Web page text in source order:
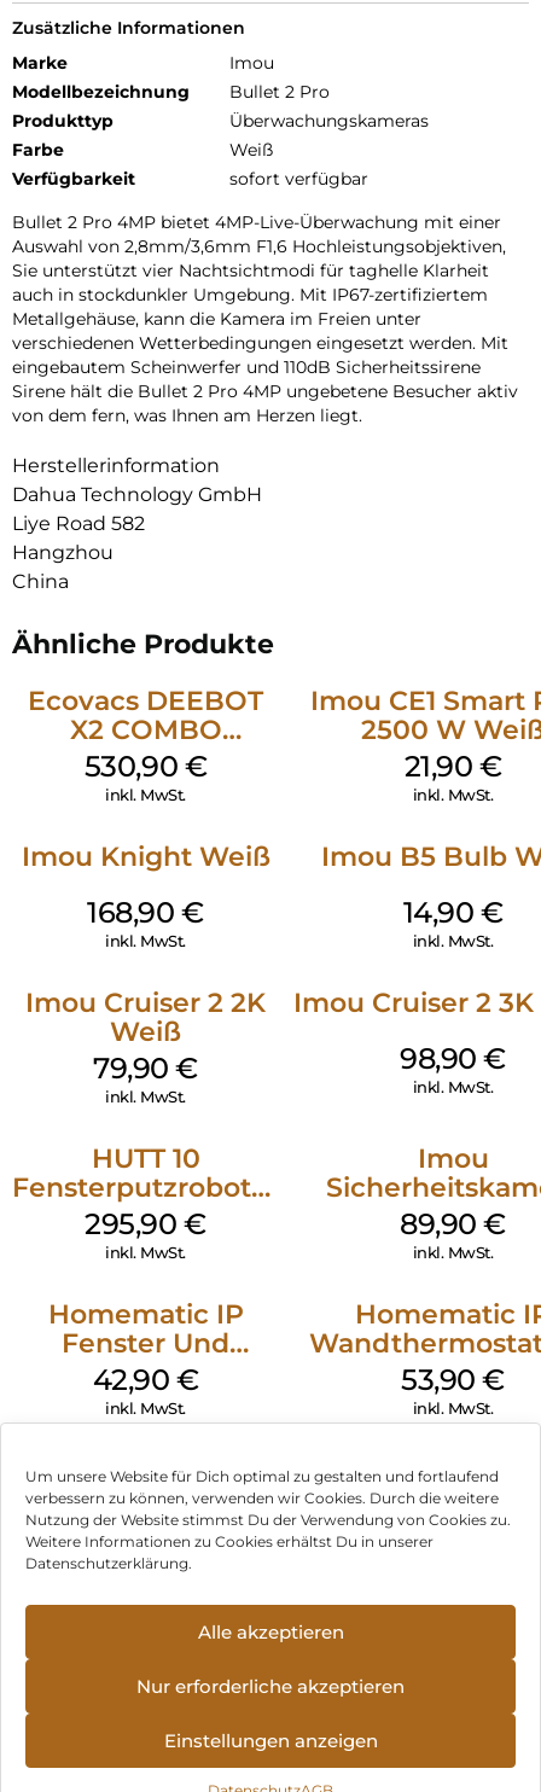
Um unsere Website für Dich optimal zu gestalten und fortlaufend
verbessern zu können, verwenden wir Cookies. Durch die weitere
Nutzung der Website stimmst Du der Verwendung von Cookies zu.
Weitere Informationen zu Cookies erhältst Du in unserer
Datenschutzerklärung.
Alle akzeptieren
Nur erforderliche akzeptieren
Einstellungen anzeigen
Zusätzliche Informationen
Marke
Imou
Modellbezeichnung
Bullet 2 Pro
Produkttyp
Überwachungskameras
Farbe
Weiß
Verfügbarkeit
sofort verfügbar
Bullet 2 Pro 4MP bietet 4MP-Live-Überwachung mit einer
Auswahl von 2,8mm/3,6mm F1,6 Hochleistungsobjektiven,
Sie unterstützt vier Nachtsichtmodi für taghelle Klarheit
auch in stockdunkler Umgebung. Mit IP67-zertifiziertem
Metallgehäuse, kann die Kamera im Freien unter
verschiedenen Wetterbedingungen eingesetzt werden. Mit
eingebautem Scheinwerfer und 110dB Sicherheitssirene
Sirene hält die Bullet 2 Pro 4MP ungebetene Besucher aktiv
von dem fern, was Ihnen am Herzen liegt.
Herstellerinformation
Dahua Technology GmbH
Liye Road 582
Hangzhou
China
Ähnliche Produkte
Ecovacs DEEBOT
X2 COMBO
Schwarz
530,90 €
inkl. MwSt.
Imou CE1 Smart
2500 W
21,90 €
inkl. MwSt.
Imou Knight Weiß
168,90€
inkl. MwSt.
Imou B5 Bulb
14,90 €
inkl. MwSt.
Imou Cruiser 2 2K
Weiß
79,90€
inkl. MwSt.
Imou Cruiser 2
98,90€
inkl. MwSt.
HUTT 10
Fensterputzroboter
Weiß
295,90€
inkl. MwSt.
Imou
Draußen IPC-
Geschoss
89,90€
inkl. MwSt.
Homematic IP
Fenster Und
Türkontakt Optisch
Weiß
42,90 €
inkl. MwSt.
Homematic
Weiß
53,90€
inkl. MwSt.
Impressum
Hinweis zur Batterieentsorgung
Newsletter